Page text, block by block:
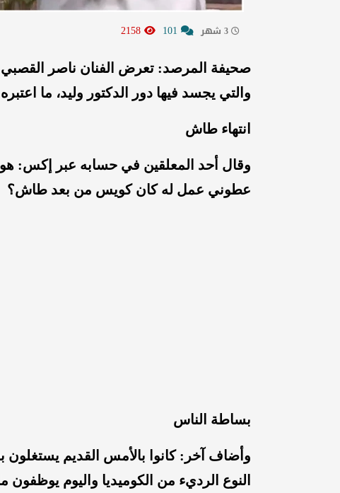
صحيفة المرصد: تعرض الفنان ناصر
والتي يجسد فيها دور الدكتور وليد، ما
انتهاء طاش
وقال أحد المعلقين في حسابه عبر إكس:
عطوني عمل له كان كويس من بعد طاش؟
بساطة الناس
وأضاف آخر: كانوا بالأمس القديم
النوع الرديء من الكوميديا واليوم